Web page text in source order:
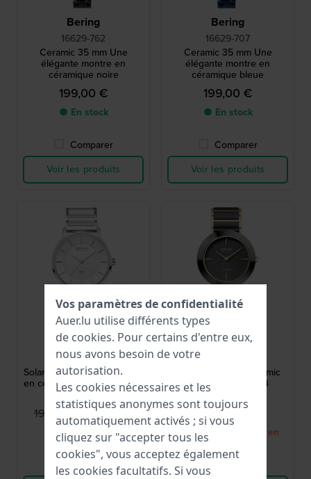
Bering
16629-762
Ceramic 35 mm Une
élégante montre en
céramique noire
199,00 €
● En stock
Comparer
Voir les produits
Bering
16629-707
Ceramic 35 mm Une
élégante montre en
céramique bleue
199,00 €
● En stock
Comparer
Voir les produits
Bering
19535-754
Solar 35 mm Montre design
en céramique alimentée par
l'énergie solaire
199,00 € 179,00 €
● En stock
Comparer
Bering
Ceramic 29 mm Ceramic
ladies watch with 4
diamonds on dial
259,00 €
● Bientôt de retour en
Vos paramètres de confidentialité
Auer.lu utilise différents types
de cookies. Pour certains d'entre eux,
nous avons besoin de votre
autorisation.
Les cookies nécessaires et les
statistiques anonymes sont toujours
automatiquement activés ; si vous
cliquez sur "accepter tous les
cookies", vous acceptez également
les cookies facultatifs. Si vous